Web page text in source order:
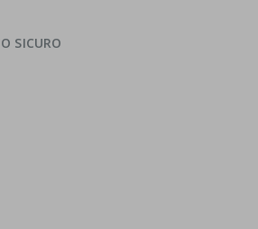
SICURO